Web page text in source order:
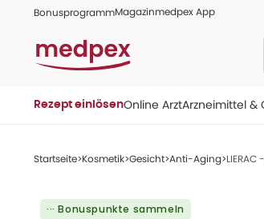
BonusprogrammMagazinmedpex App
Rezept einlösenOnline ArztArzneimittel &
Startseite Kosmetik Gesicht Anti-Aging
··· Bonuspunkte sammeln